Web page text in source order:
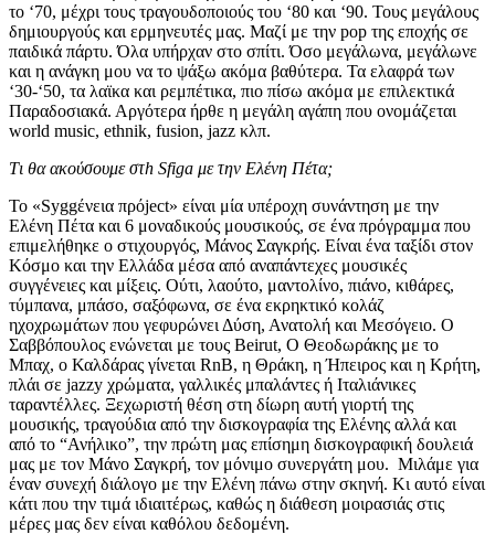
το ‘70, μέχρι τους τραγουδοποιούς του ‘80 και ‘90. Τους μεγάλους
δημιουργούς και ερμηνευτές μας. Μαζί με την pop της εποχής σε
παιδικά πάρτυ. Όλα υπήρχαν στο σπίτι. Όσο μεγάλωνα, μεγάλωνε
και η ανάγκη μου να το ψάξω ακόμα βαθύτερα. Τα ελαφρά των
‘30-‘50, τα λαϊκα και ρεμπέτικα, πιο πίσω ακόμα με επιλεκτικά
Παραδοσιακά. Αργότερα ήρθε η μεγάλη αγάπη που ονομάζεται
world music, ethnik, fusion, jazz κλπ.
Tι θα ακούσουμε στh Sfiga με την Ελένη Πέτα;
Το «Syggένεια πρόject» είναι μία υπέροχη συνάντηση με την
Ελένη Πέτα και 6 μοναδικούς μουσικούς, σε ένα πρόγραμμα που
επιμελήθηκε ο στιχουργός, Μάνος Σαγκρής. Είναι ένα ταξίδι στον
Κόσμο και την Ελλάδα μέσα από αναπάντεχες μουσικές
συγγένειες και μίξεις. Ούτι, λαούτο, μαντολίνο, πιάνο, κιθάρες,
τύμπανα, μπάσο, σαξόφωνα, σε ένα εκρηκτικό κολάζ
ηχοχρωμάτων που γεφυρώνει Δύση, Ανατολή και Μεσόγειο. Ο
Σαββόπουλος ενώνεται με τους Beirut, Ο Θεοδωράκης με το
Μπαχ, ο Καλδάρας γίνεται RnB, η Θράκη, η Ήπειρος και η Κρήτη,
πλάι σε jazzy χρώματα, γαλλικές μπαλάντες ή Ιταλιάνικες
ταραντέλλες. Ξεχωριστή θέση στη δίωρη αυτή γιορτή της
μουσικής, τραγούδια από την δισκογραφία της Ελένης αλλά και
από το “Ανήλικο”, την πρώτη μας επίσημη δισκογραφική δουλειά
μας με τον Μάνο Σαγκρή, τον μόνιμο συνεργάτη μου. Μιλάμε για
έναν συνεχή διάλογο με την Ελένη πάνω στην σκηνή. Κι αυτό είναι
κάτι που την τιμά ιδιαιτέρως, καθώς η διάθεση μοιρασιάς στις
μέρες μας δεν είναι καθόλου δεδομένη.